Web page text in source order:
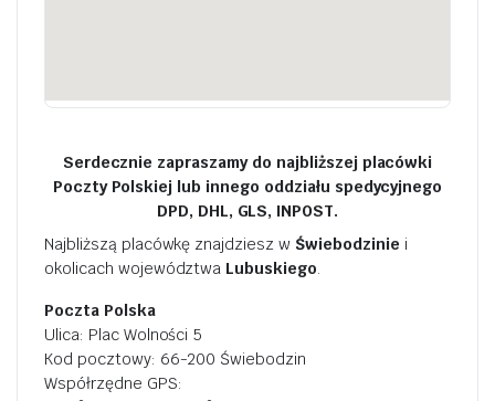
Serdecznie zapraszamy do najbliższej placówki
Poczty Polskiej lub innego oddziału spedycyjnego
DPD, DHL, GLS, INPOST.
Najbliższą placówkę znajdziesz w Świebodzinie i
okolicach województwa Lubuskiego.
Poczta Polska
Ulica: Plac Wolności 5
Kod pocztowy: 66-200 Świebodzin
Współrzędne GPS: